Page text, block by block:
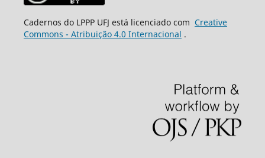
Cadernos do LPPP UFJ está licenciado com Creative
Commons - Atribuição 4.0 Internacional .